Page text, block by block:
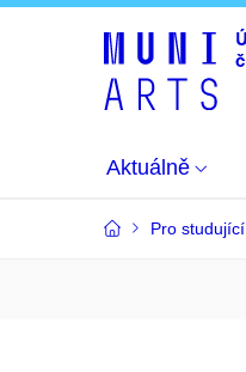
Aktuálně
Pro studující